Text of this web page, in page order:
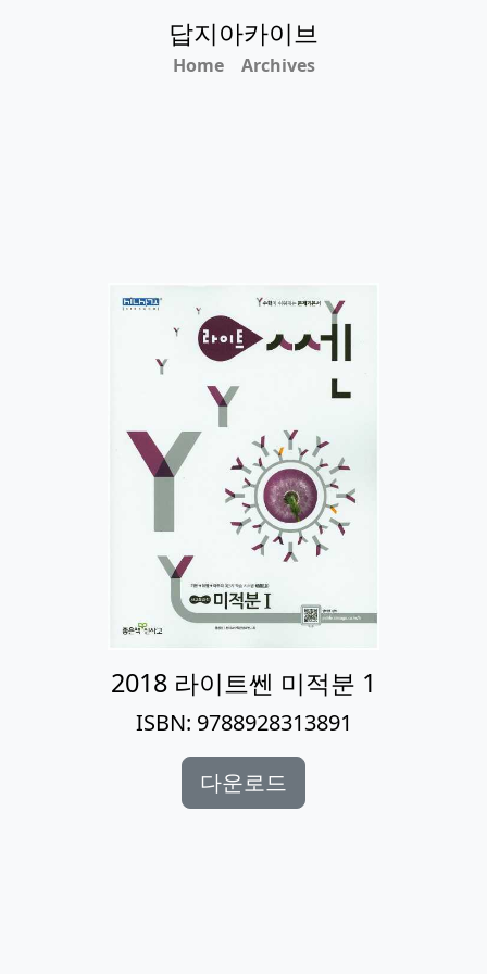
답지아카이브
Home Archives
2018 라이트쎈 미적분 1
ISBN: 9788928313891
다운로드